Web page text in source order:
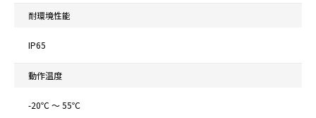
耐環境性能
IP65
動作温度
-20℃ ～ 55℃